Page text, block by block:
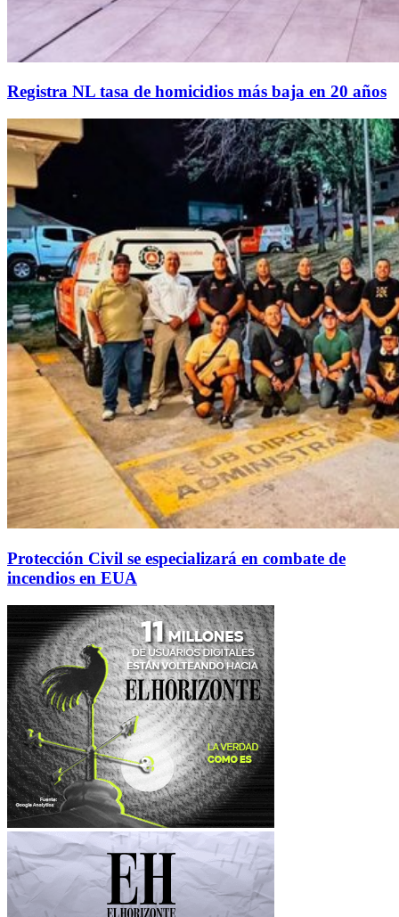
Registra NL tasa de homicidios más baja en 20 años
Protección Civil se especializará en combate de
incendios en EUA